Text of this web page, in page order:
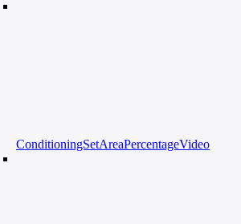
ConditioningSetAreaPercentageVideo